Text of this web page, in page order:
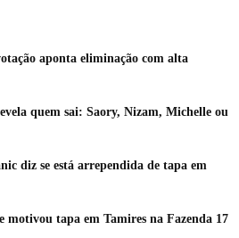
aponta eliminação com alta
quem sai: Saory, Nizam, Michelle ou
diz se está arrependida de tapa em
motivou tapa em Tamires na Fazenda 17